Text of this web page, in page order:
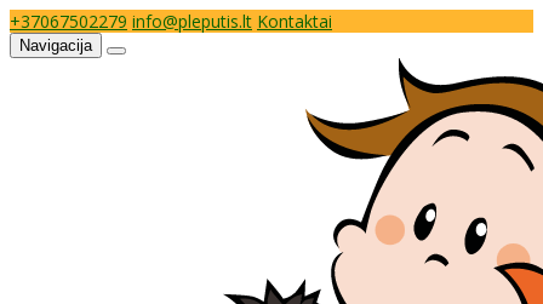
+37067502279 info@pleputis.lt Kontaktai
Navigacija